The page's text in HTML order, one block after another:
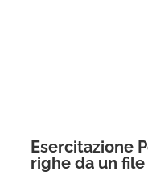
Esercitazione
righe da un file